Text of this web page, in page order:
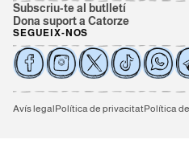
Subscriu-te al butlletí
Dona suport a Catorze
SEGUEIX-NOS
Avís legalPolítica de privacitatPolítica